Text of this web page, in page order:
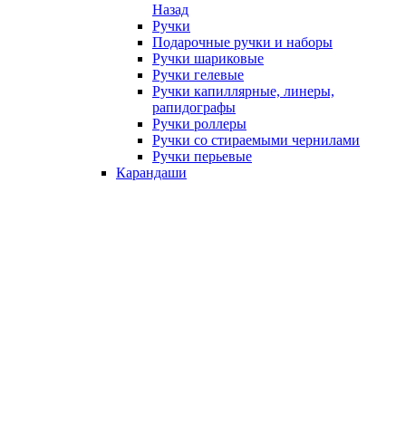
Назад
Ручки
Подарочные ручки и наборы
Ручки шариковые
Ручки гелевые
Ручки капиллярные, линеры,
рапидографы
Ручки роллеры
Ручки со стираемыми чернилами
Ручки перьевые
Карандаши